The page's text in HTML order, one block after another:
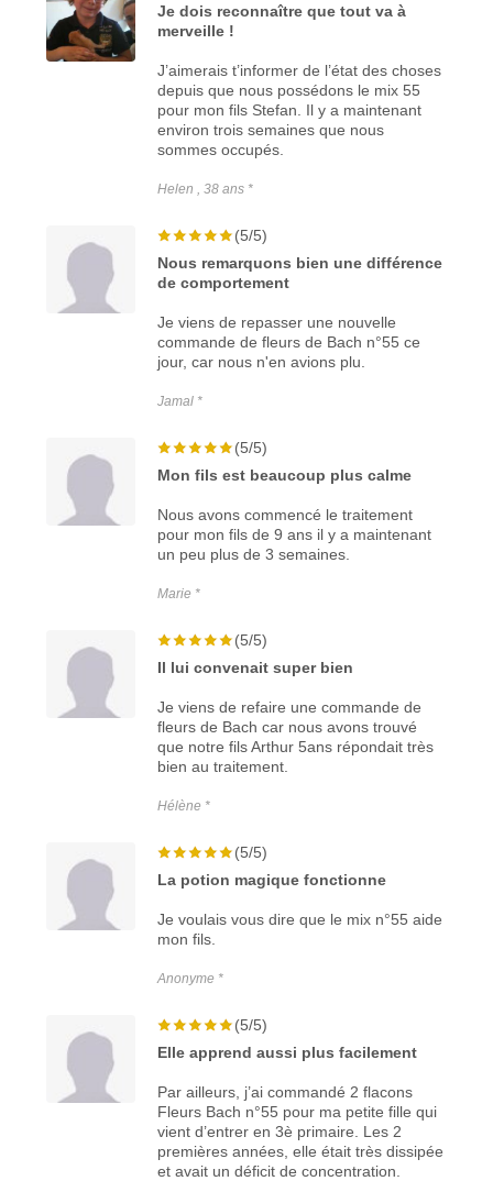
Je dois reconnaître que tout va à
merveille !
J’aimerais t’informer de l’état des choses
depuis que nous possédons le mix 55
pour mon fils Stefan. Il y a maintenant
environ trois semaines que nous
sommes occupés.
Helen , 38 ans *
(5/5)
Nous remarquons bien une différence
de comportement
Je viens de repasser une nouvelle
commande de fleurs de Bach n°55 ce
jour, car nous n'en avions plu.
Jamal *
(5/5)
Mon fils est beaucoup plus calme
Nous avons commencé le traitement
pour mon fils de 9 ans il y a maintenant
un peu plus de 3 semaines.
Marie *
(5/5)
Il lui convenait super bien
Je viens de refaire une commande de
fleurs de Bach car nous avons trouvé
que notre fils Arthur 5ans répondait très
bien au traitement.
Hélène *
(5/5)
La potion magique fonctionne
Je voulais vous dire que le mix n°55 aide
mon fils.
Anonyme *
(5/5)
Elle apprend aussi plus facilement
Par ailleurs, j’ai commandé 2 flacons
Fleurs Bach n°55 pour ma petite fille qui
vient d’entrer en 3è primaire. Les 2
premières années, elle était très dissipée
et avait un déficit de concentration.